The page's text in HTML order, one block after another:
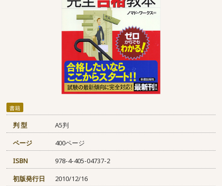
書籍
判 型
A5判
ページ
400ページ
ISBN
978-4-405-04737-2
初版発行日
2010/12/16